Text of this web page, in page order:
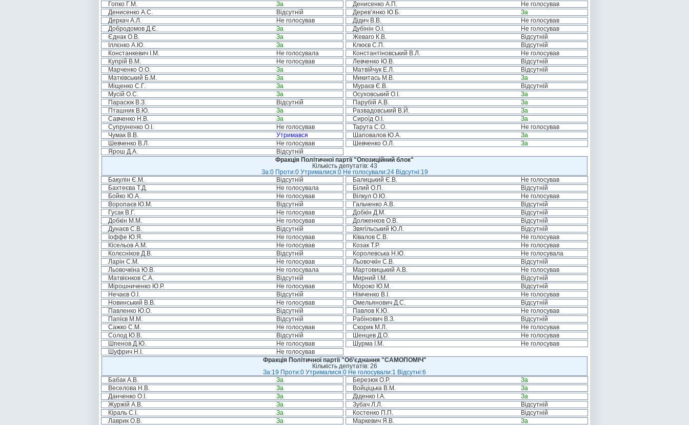
Гопко Г.М.
За Денисенко А.П.
Не голосував
Денисенко А.С.
Відсутній Дерев’янко Ю.Б.
За
Деркач А.Л.
Не голосував Дідич В.В.
Не голосував
Добродомов Д.Є.
За Дубінін О.І.
Не голосував
Єднак О.В.
За Жеваго К.В.
Відсутній
Іллєнко А.Ю.
За Клюєв С.П.
Відсутній
Констанкевич І.М.
Не голосувала Константіновський В.Л.
Не голосував
Купрій В.М.
Не голосував Левченко Ю.В.
Відсутній
Марченко О.О.
За Матвійчук Е.Л.
Відсутній
Матківський Б.М.
За Микитась М.В.
За
Міщенко С.Г.
За Мураєв Є.В.
Відсутній
Мусій О.С.
За Осуховський О.І.
За
Парасюк В.З.
Відсутній Парубій А.В.
За
Пташник В.Ю.
За Развадовський В.Й.
За
Савченко Н.В.
За Сироїд О.І.
За
Супруненко О.І.
Не голосував Тарута С.О.
Не голосував
Чумак В.В.
Утримався Шаповалов Ю.А.
За
Шевченко В.Л.
Не голосував Шевченко О.Л.
За
Ярош Д.А.
Відсутній
Фракція Політичної партії "Опозиційний блок"
Кількість депутатів: 43
За:0 Проти:0 Утрималися:0 Не голосували:24 Відсутні:19
Бакулін Є.М.
Відсутній Балицький Є.В.
Не голосував
Бахтеєва Т.Д.
Не голосувала Білий О.П.
Відсутній
Бойко Ю.А.
Не голосував Вілкул О.Ю.
Не голосував
Воропаєв Ю.М.
Відсутній Гальченко А.В.
Відсутній
Гусак В.Г.
Не голосував Добкін Д.М.
Відсутній
Добкін М.М.
Не голосував Долженков О.В.
Відсутній
Дунаєв С.В.
Відсутній Звягільський Ю.Л.
Відсутній
Іоффе Ю.Я.
Не голосував Ківалов С.В.
Не голосував
Кісельов А.М.
Не голосував Козак Т.Р.
Не голосував
Колєсніков Д.В.
Відсутній Королевська Н.Ю.
Не голосувала
Ларін С.М.
Не голосував Льовочкін С.В.
Відсутній
Льовочкіна Ю.В.
Не голосувала Мартовицький А.В.
Не голосував
Матвієнков С.А.
Відсутній Мирний І.М.
Відсутній
Мірошниченко Ю.Р.
Не голосував Мороко Ю.М.
Відсутній
Нечаєв О.І.
Відсутній Німченко В.І.
Не голосував
Новинський В.В.
Не голосував Омельянович Д.С.
Відсутній
Павленко Ю.О.
Відсутній Павлов К.Ю.
Не голосував
Папієв М.М.
Відсутній Рабінович В.З.
Відсутній
Сажко С.М.
Не голосував Скорик М.Л.
Не голосував
Солод Ю.В.
Відсутній Шенцев Д.О.
Не голосував
Шпенов Д.Ю.
Не голосував Шурма І.М.
Не голосував
Шуфрич Н.І.
Не голосував
Фракція Політичної партії "Об’єднання "САМОПОМІЧ"
Кількість депутатів: 26
За:19 Проти:0 Утрималися:0 Не голосували:1 Відсутні:6
Бабак А.В.
За Березюк О.Р.
За
Веселова Н.В.
За Войціцька В.М.
За
Данченко О.І.
За Діденко І.А.
За
Журжій А.В.
За Зубач Л.Л.
Відсутній
Кіраль С.І.
За Костенко П.П.
Відсутній
Лаврик О.В.
За Маркевич Я.В.
За